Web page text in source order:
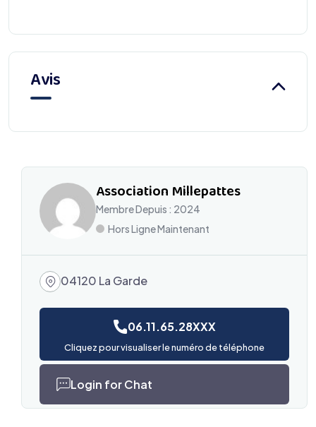
Avis
Association Millepattes
Membre Depuis : 2024
Hors Ligne Maintenant
04120 La Garde
06.11.65.28XXX
Cliquez pour visualiser le numéro de téléphone
Login for Chat